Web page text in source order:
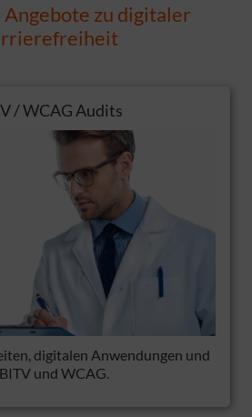
Angebote zu digitaler
/ WCAG Audits
digitalen Anwendungen und
und WCAG.